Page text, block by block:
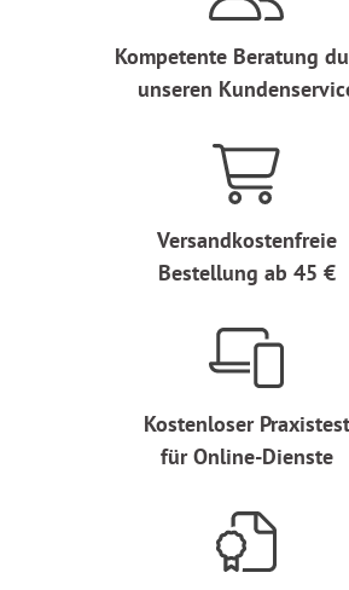
Kompetente Beratung
unseren
Versandkostenfreie
Bestellung ab 45 €
Kostenloser Praxistest
für Online-Dienste